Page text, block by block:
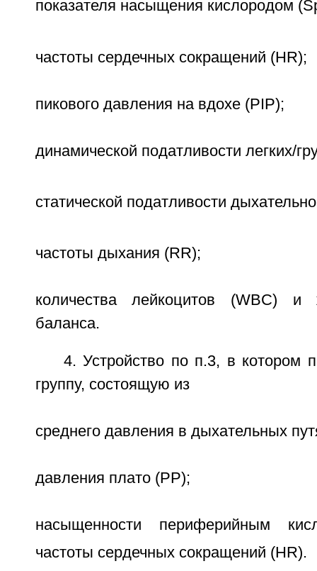
показателя насыщения кислородом
частоты сердечных сокращений (HR);
пикового давления на вдохе (PIP);
динамической податливости легких/
статической податливости
частоты дыхания (RR);
количества лейкоцитов (WBC) и
баланса.
4. Устройство по п.3, в котором
группу, состоящую из
среднего давления в дыхательных
давления плато (PP);
насыщенности периферийным
частоты сердечных сокращений (HR).